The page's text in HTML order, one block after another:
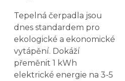
Tepelná čerpadla jsou
dnes standardem pro
ekologické a ekonomické
vytápění. Dokáží
přeměnit 1 kWh
elektrické energie na 3-5